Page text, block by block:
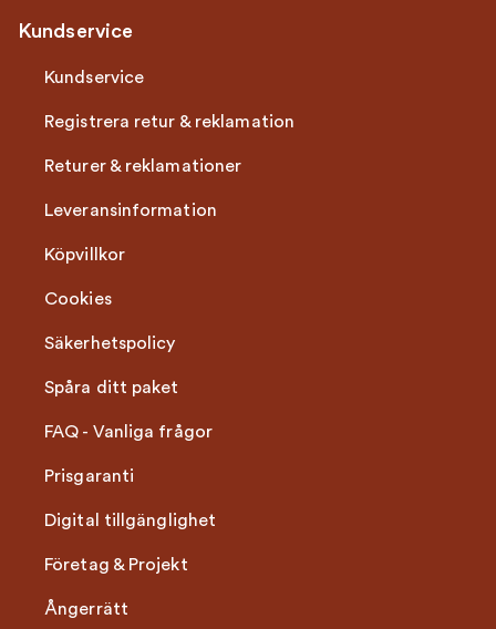
Kundservice
Kundservice
Registrera retur & reklamation
Returer & reklamationer
Leveransinformation
Köpvillkor
Cookies
Säkerhetspolicy
Spåra ditt paket
FAQ - Vanliga frågor
Prisgaranti
Digital tillgänglighet
Företag & Projekt
Ångerrätt